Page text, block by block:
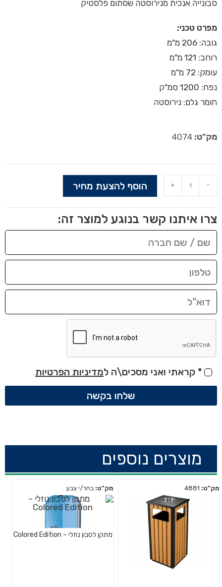
סבונייה אנכית מנירוסטה שסתום פלסטיק
מפרט טכני:
גובה: 206 מ"מ
רוחב: 121 מ"מ
עומק: 72 מ"מ
נפח: 1200 סמ"ק
חומר גלם: נירוסטה
מק"ט: 4074
-
+ הוסף להצעת מחיר
צרו איתנו קשר בנוגע למוצר זה:
* קראתי ואני מסכים\ה למדיניות הפרטיות
שלחו בקשה
מוצרים נוספים
מק"ט: מק"ט: בחר/י צבע
מתקן לסבון נוזלי – Colored Edition